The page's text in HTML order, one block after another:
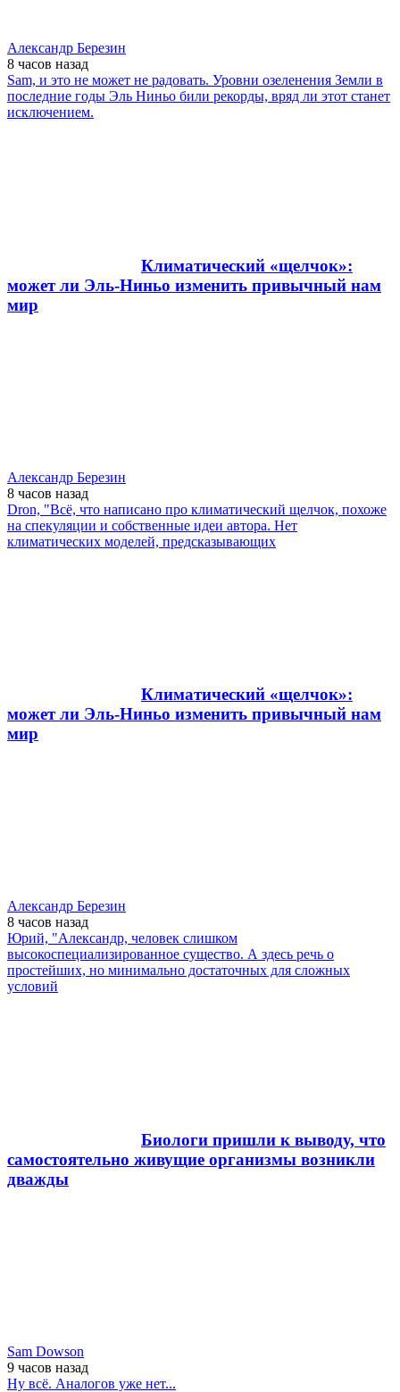
Александр Березин
8 часов назад
Sam, и это не может не радовать. Уровни озеленения Земли в
последние годы Эль Ниньо били рекорды, вряд ли этот станет
исключением.
Климатический «щелчок»:
может ли Эль-Ниньо изменить привычный нам
мир
Александр Березин
8 часов назад
Dron, "Всё, что написано про климатический щелчок, похоже
на спекуляции и собственные идеи автора. Нет
климатических моделей, предсказывающих
Климатический «щелчок»:
может ли Эль-Ниньо изменить привычный нам
мир
Александр Березин
8 часов назад
Юрий, "Александр, человек слишком
высокоспециализированное существо. А здесь речь о
простейших, но минимально достаточных для сложных
условий
Биологи пришли к выводу, что
самостоятельно живущие организмы возникли
дважды
Sam Dowson
9 часов назад
Ну всё. Аналогов уже нет...